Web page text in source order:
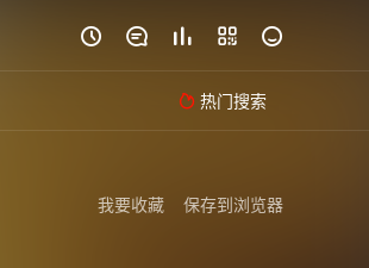
    
 热门搜索
保存到浏览器
我要收藏